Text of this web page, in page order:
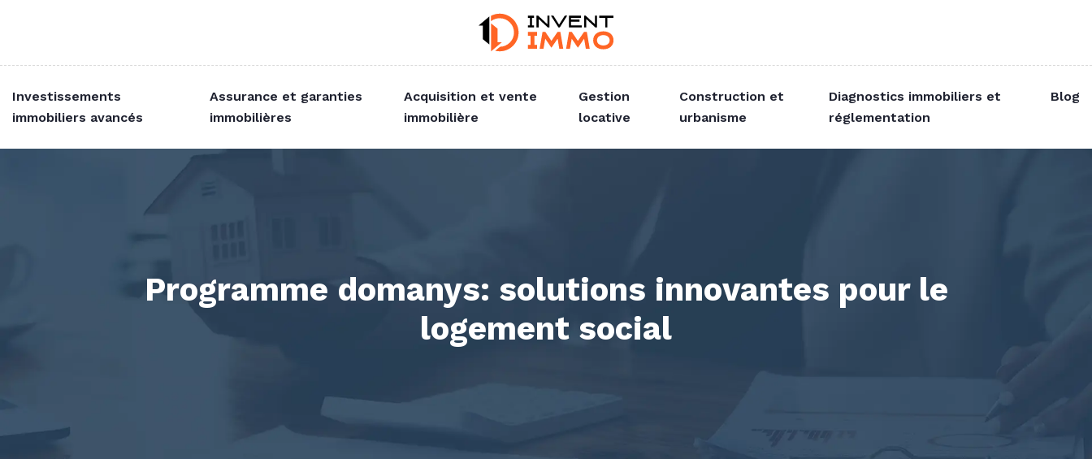
Investissements
immobiliers avancés
Assurance et garanties
immobilières
Acquisition et vente
immobilière
Gestion
locative
Construction et
urbanisme
Diagnostics immobiliers et
réglementation
Blog
Programme domanys: solutions innovantes pour le
logement social